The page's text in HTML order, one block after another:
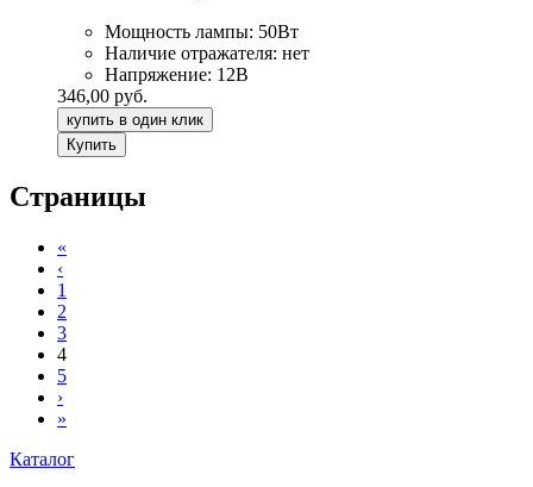
Мощность лампы: 50Вт
Наличие отражателя: нет
Напряжение: 12В
346,00 руб.
купить в один клик
Страницы
«
‹
1
2
3
4
5
›
»
Каталог